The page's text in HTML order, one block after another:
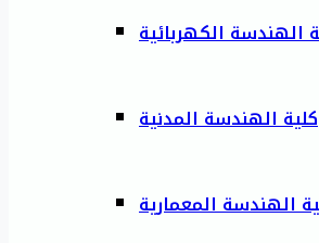
الهندسة الكهربائية
كلية الهندسة المدنية
الهندسة المعمارية